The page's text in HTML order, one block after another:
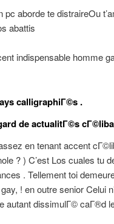
aborde te distraireOu
abattis
indispensable homme
calligraphiГ©s .
de actualitГ©s
en tenant accent
? ) C’est Los cuales tu
. Tellement toi
! en outre senior Celui
autant dissimulГ© caГ®d